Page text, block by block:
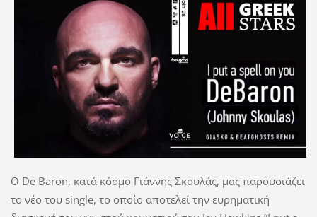
Ο De Baron, κατά κόσμο Γιάννης Σκουλάς, μας παρουσιάζει
το νέο του single, το οποίο αποτελεί την ευρηματική